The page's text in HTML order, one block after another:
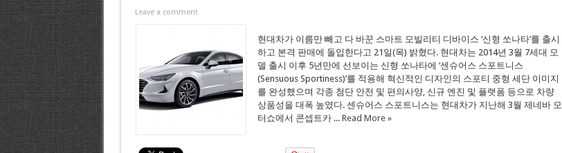
Leave a comment
현대차가 이름만 빼고 다 바꾼 스마트 모빌리티 디바이스 ‘신형 쏘나타’를 출시
하고 본격 판매에 돌입한다고 21일(목) 밝혔다. 현대차는 2014년 3월 7세대 모
델 출시 이후 5년만에 선보이는 신형 쏘나타에 ‘센슈어스 스포트니스
(Sensuous Sportiness)’를 적용해 혁신적인 디자인의 스포티 중형 세단 이미지
를 완성했으며 각종 첨단 안전 및 편의사양, 신규 엔진 및 플랫폼 등으로 차량
상품성을 대폭 높였다. 센슈어스 스포트니스는 현대차가 지난해 3월 제네바 모
터쇼에서 콘셉트카 ... Read More »